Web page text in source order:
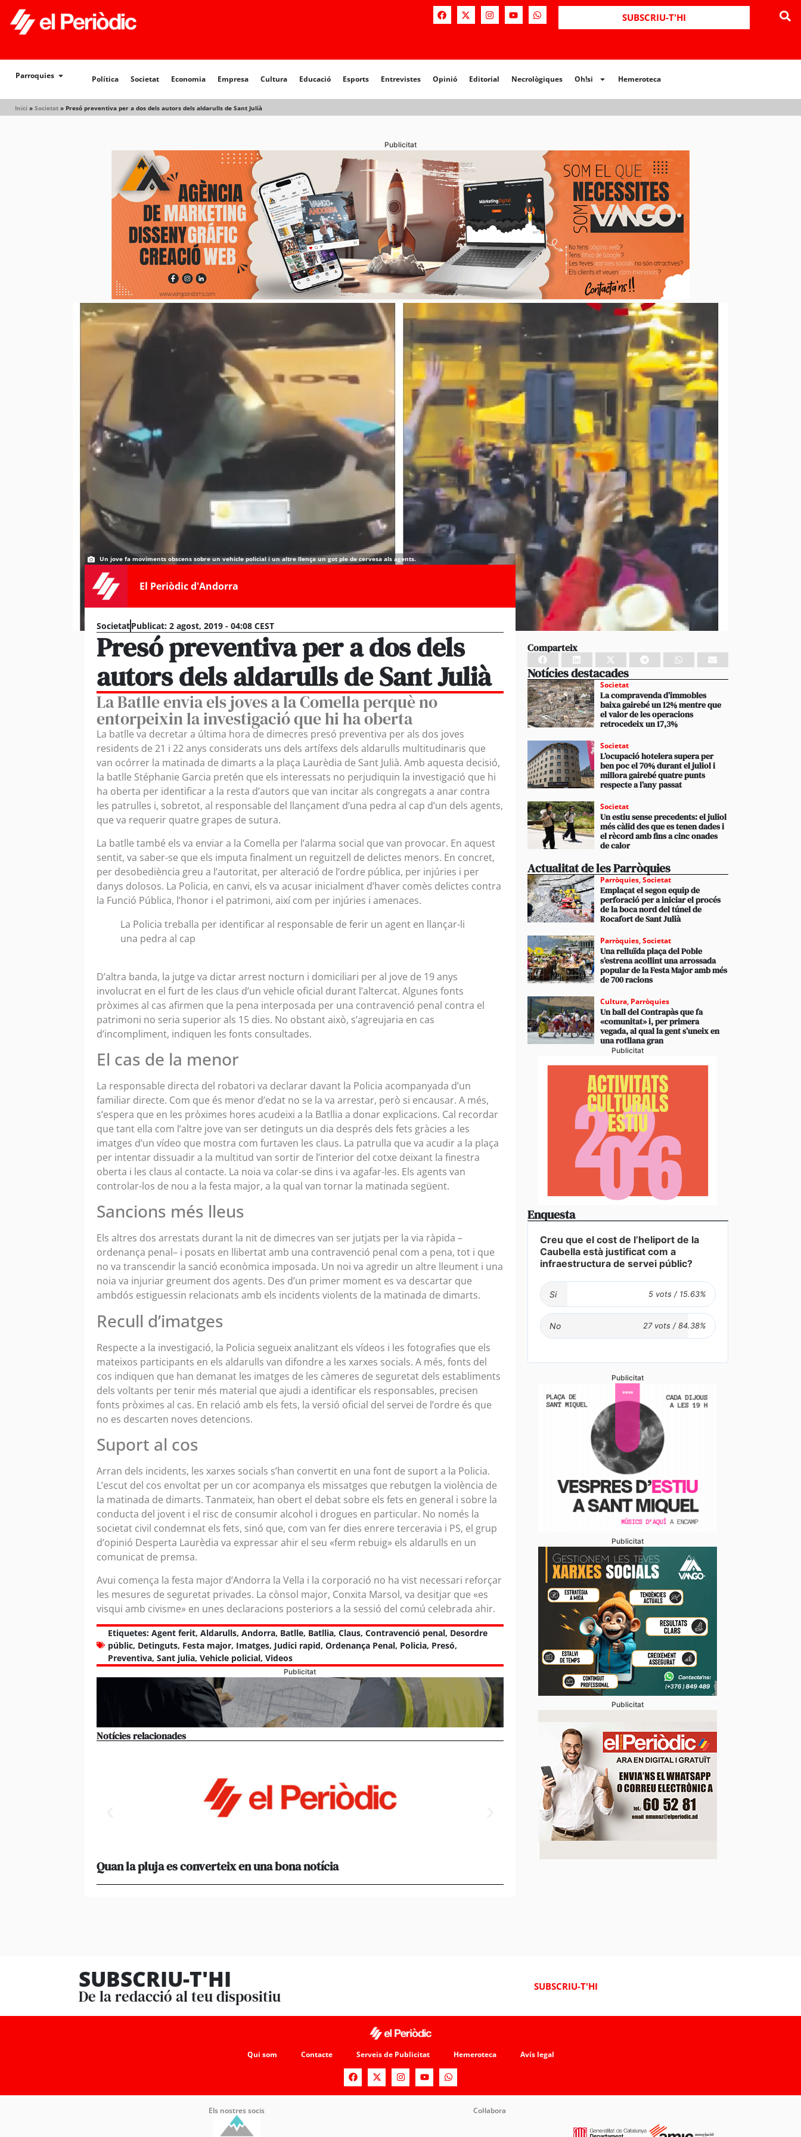
SUBSCRIU-T'HI
Parroquies Política Societat Economia Empresa Cultura Educació Esports Entrevistes Opinió Editorial Necrològiques Oh!si Hemeroteca
Inici » Societat » Presó preventiva per a dos dels autors dels aldarulls de Sant Julià
Política Societat Opinió Editorial Necrològiques Hemeroteca
Publicitat
Un jove fa moviments obscens sobre un vehicle policial i un altre llença un got ple de cervesa als agents.
El Periòdic d'Andorra
SocietatPublicat: 2 agost, 2019 - 04:08 CEST
Presó preventiva per a dos dels
autors dels aldarulls de Sant Julià
La Batlle envia els joves a la Comella perquè no
entorpeixin la investigació que hi ha oberta
La batlle va decretar a última hora de dimecres presó preventiva per als dos joves
residents de 21 i 22 anys considerats uns dels artífexs dels aldarulls multitudinaris que
van ocórrer la matinada de dimarts a la plaça Laurèdia de Sant Julià. Amb aquesta decisió,
la batlle Stéphanie Garcia pretén que els interessats no perjudiquin la investigació que hi
ha oberta per identificar a la resta d’autors que van incitar als congregats a anar contra
les patrulles i, sobretot, al responsable del llançament d’una pedra al cap d’un dels agents,
que va requerir quatre grapes de sutura.
La batlle també els va enviar a la Comella per l’alarma social que van provocar. En aquest
sentit, va saber-se que els imputa finalment un reguitzell de delictes menors. En concret,
per desobediència greu a l’autoritat, per alteració de l’ordre pública, per injúries i per
danys dolosos. La Policia, en canvi, els va acusar inicialment d’haver comès delictes contra
la Funció Pública, l’honor i el patrimoni, així com per injúries i amenaces.
La Policia treballa per identificar al responsable de ferir un agent en llançar-li
una pedra al cap
D’altra banda, la jutge va dictar arrest nocturn i domiciliari per al jove de 19 anys
involucrat en el furt de les claus d’un vehicle oficial durant l’altercat. Algunes fonts
pròximes al cas afirmen que la pena interposada per una contravenció penal contra el
patrimoni no seria superior als 15 dies. No obstant això, s’agreujaria en cas
d’incompliment, indiquen les fonts consultades.
El cas de la menor
La responsable directa del robatori va declarar davant la Policia acompanyada d’un
familiar directe. Com que és menor d’edat no se la va arrestar, però si encausar. A més,
s’espera que en les pròximes hores acudeixi a la Batllia a donar explicacions. Cal recordar
que tant ella com l’altre jove van ser detinguts un dia després dels fets gràcies a les
imatges d’un vídeo que mostra com furtaven les claus. La patrulla que va acudir a la plaça
per intentar dissuadir a la multitud van sortir de l’interior del cotxe deixant la finestra
oberta i les claus al contacte. La noia va colar-se dins i va agafar-les. Els agents van
controlar-los de nou a la festa major, a la qual van tornar la matinada següent.
Sancions més lleus
Els altres dos arrestats durant la nit de dimecres van ser jutjats per la via ràpida –
ordenança penal– i posats en llibertat amb una contravenció penal com a pena, tot i que
no va transcendir la sanció econòmica imposada. Un noi va agredir un altre lleument i una
noia va injuriar greument dos agents. Des d’un primer moment es va descartar que
ambdós estiguessin relacionats amb els incidents violents de la matinada de dimarts.
Recull d’imatges
Respecte a la investigació, la Policia segueix analitzant els vídeos i les fotografies que els
mateixos participants en els aldarulls van difondre a les xarxes socials. A més, fonts del
cos indiquen que han demanat les imatges de les càmeres de seguretat dels establiments
dels voltants per tenir més material que ajudi a identificar els responsables, precisen
fonts pròximes al cas. En relació amb els fets, la versió oficial del servei de l’ordre és que
no es descarten noves detencions.
Suport al cos
Arran dels incidents, les xarxes socials s’han convertit en una font de suport a la Policia.
L’escut del cos envoltat per un cor acompanya els missatges que rebutgen la violència de
la matinada de dimarts. Tanmateix, han obert el debat sobre els fets en general i sobre la
conducta del jovent i el risc de consumir alcohol i drogues en particular. No només la
societat civil condemnat els fets, sinó que, com van fer dies enrere terceravia i PS, el grup
d’opinió Desperta Laurèdia va expressar ahir el seu «ferm rebuig» els aldarulls en un
comunicat de premsa.
Avui comença la festa major d’Andorra la Vella i la corporació no ha vist necessari reforçar
les mesures de seguretat privades. La cònsol major, Conxita Marsol, va desitjar que «es
visqui amb civisme» en unes declaracions posteriors a la sessió del comú celebrada ahir.
Etiquetes: Agent ferit, Aldarulls, Andorra, Batlle, Batllia, Claus, Contravenció penal, Desordre
públic, Detinguts, Festa major, Imatges, Judici rapid, Ordenança Penal, Policia, Presó,
Preventiva, Sant julia, Vehicle policial, Videos
Publicitat
Notícies relacionades
Quan la pluja es converteix en una bona notícia
Comparteix
Notícies destacades
Societat
La compravenda d’immobles
baixa gairebé un 12% mentre que
el valor de les operacions
retrocedeix un 17,3%
Societat
L’ocupació hotelera supera per
ben poc el 70% durant el juliol i
millora gairebé quatre punts
respecte a l’any passat
Societat
Un estiu sense precedents: el juliol
més càlid des que es tenen dades i
el rècord amb fins a cinc onades
de calor
Actualitat de les Parròquies
Parròquies,Societat
Emplaçat el segon equip de
perforació per a iniciar el procés
de la boca nord del túnel de
Rocafort de Sant Julià
Parròquies,Societat
Una relluïda plaça del Poble
s’estrena acollint una arrossada
popular de la Festa Major amb més
de 700 racions
Cultura, Parròquies
Un ball del Contrapàs que fa
«comunitat» i, per primera
vegada, al qual la gent s’uneix en
una rotllana gran
Publicitat
Enquesta
Creu que el cost de l’heliport de la
Caubella està justificat com a
infraestructura de servei públic?
Si
No
Publicitat
Publicitat
Publicitat
SUBSCRIU-T'HI
De la redacció al teu dispositiu
SUBSCRIU-T'HI
Qui som Contacte Serveis de Publicitat Hemeroteca Avís legal
Els nostres socis Col·labora